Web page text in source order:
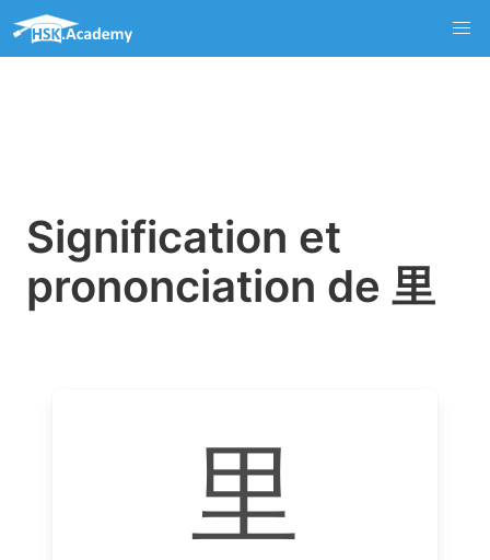
Signification et
prononciation de 里
里